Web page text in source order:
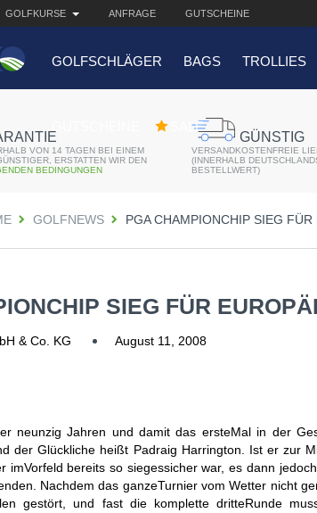
GOLFKURSE ANFRAGE GUTSCHEINE
GOLFSCHLÄGER BAGS TROLLIES
SALE
Bridgestone JGR Driver 2018
VON 14 TAGEN BEI EINEM
ERSTATTEN WIR DEN
BEDINGUNGEN
GÜNSTIG
VERSANDKOSTENFREIE
(INNERHALB
BESTELLWERT)
GOLFNEWS PGA CHAMPIONCHIP SIEG FÜR
SIEG FÜR
& Co. KG August 11, 2008
neunzig Jahren und damit das ersteMal in der
der Glückliche heißt Padraig Harrington. Ist er zur
imVorfeld bereits so siegessicher war, es dann
Nachdem das ganzeTurnier vom Wetter nicht
gestört, und fast die komplette dritteRunde